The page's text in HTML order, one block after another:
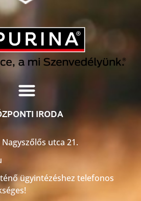
IRODA
utca 21.
ügyintézéshez telefonos